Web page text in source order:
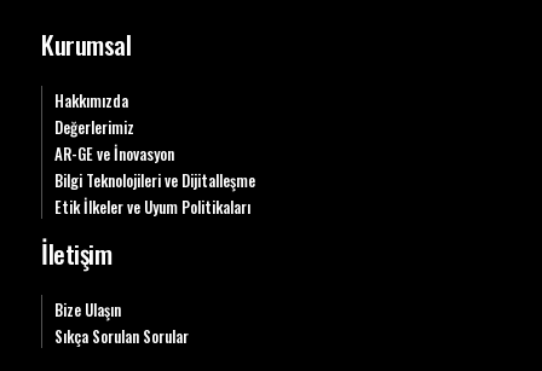
Kurumsal
Hakkımızda
Değerlerimiz
AR-GE ve İnovasyon
Bilgi Teknolojileri ve Dijitalleşme
Etik İlkeler ve Uyum Politikaları
İletişim
Bize Ulaşın
Sıkça Sorulan Sorular